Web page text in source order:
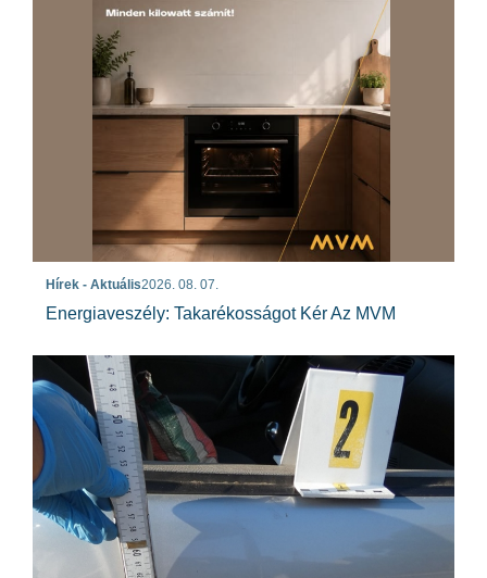
Hírek - Aktuális2026. 08. 07.
Energiaveszély: Takarékosságot Kér Az MVM